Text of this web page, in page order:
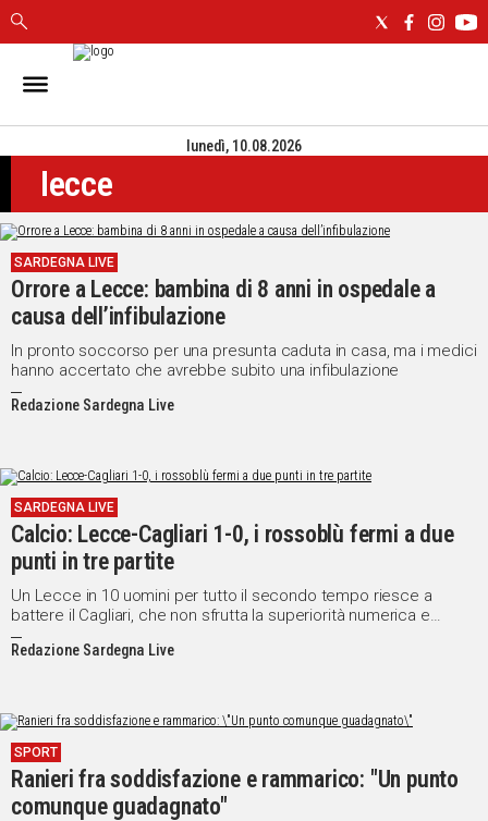
IN
CAGLIARI
SASSARI
NUORO
ORISTANO
SULCIS
GALLURA
OGLIASTRA
MEDIO
CAMPIDANO
POLITICA
IN
ITALIA
NEL
MONDO
SPORT
EVENTI
VIDEO
Vai
lunedì, 10.08.2026
lecce
SARDEGNA LIVE
Orrore a Lecce: bambina di 8 anni in ospedale a
causa dell’infibulazione
In pronto soccorso per una presunta caduta in casa, ma i medici
hanno accertato che avrebbe subito una infibulazione
Redazione Sardegna Live
SARDEGNA LIVE
Calcio: Lecce-Cagliari 1-0, i rossoblù fermi a due
punti in tre partite
Un Lecce in 10 uomini per tutto il secondo tempo riesce a
battere il Cagliari, che non sfrutta la superiorità numerica e
subisce la prima sconfitta stagionale
Redazione Sardegna Live
SPORT
Ranieri fra soddisfazione e rammarico: "Un punto
comunque guadagnato"